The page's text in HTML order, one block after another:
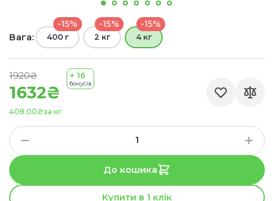
1632₴
1920₴
за кг
408.00₴
+ 16
бонусів
Вага:
-15%
400 г
-15%
2 кг
-15%
4 кг
До кошика
Купити в 1 клік